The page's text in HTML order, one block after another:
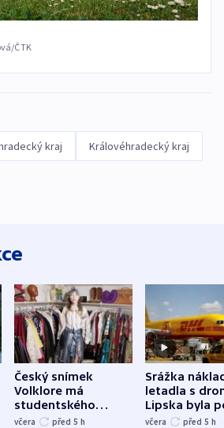
ČTK
kraj Královéhradecký kraj
Český snímek
Volklore má
studentského
Oscara, zabojuje o
včera před 5 h
Srážka
letadla s
Lipska byla
německého
včera před 5 h